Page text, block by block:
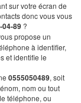
sur votre écran de
donc vous vous
04-89 ?
propose un
à identifier,
et identifie le
0555050489, soit
nom ou tout
téléphone, ou